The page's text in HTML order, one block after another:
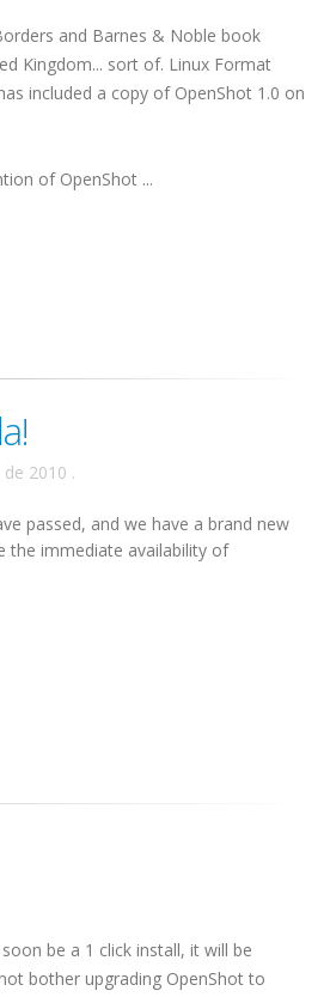
and Barnes & Noble book
Kingdom... sort of. Linux Format
included a copy of OpenShot 1.0 on
of OpenShot ...
2010 .
passed, and we have a brand new
the immediate availability of
be a 1 click install, it will be
bother upgrading OpenShot to